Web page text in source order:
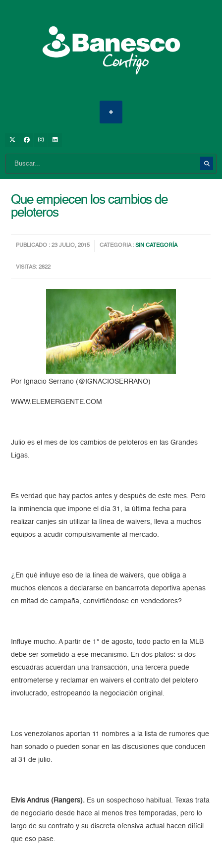
Que empiecen los cambios de
peloteros
PUBLICADO : 23 JULIO, 2015 CATEGORIA :SIN CATEGORÍA
VISITAS: 2822
Por Ignacio Serrano (@IGNACIOSERRANO)
WWW.ELEMERGENTE.COM
Julio es el mes de los cambios de peloteros en las Grandes
Ligas.
Es verdad que hay pactos antes y después de este mes. Pero
la inminencia que impone el día 31, la última fecha para
realizar canjes sin utilizar la línea de waivers, lleva a muchos
equipos a acudir compulsivamente al mercado.
¿En qué influye eso de la línea de waivers, que obliga a
muchos elencos a declararse en bancarrota deportiva apenas
en mitad de campaña, convirtiéndose en vendedores?
Influye mucho. A partir de 1° de agosto, todo pacto en la MLB
debe ser sometido a ese mecanismo. En dos platos: si dos
escuadras acuerdan una transacción, una tercera puede
entrometerse y reclamar en waivers el contrato del pelotero
involucrado, estropeando la negociación original.
Los venezolanos aportan 11 nombres a la lista de rumores que
han sonado o pueden sonar en las discusiones que conducen
al 31 de julio.
Elvis Andrus (Rangers). Es un sospechoso habitual. Texas trata
de negociarlo desde hace al menos tres temporadas, pero lo
largo de su contrato y su discreta ofensiva actual hacen difícil
que eso pase.